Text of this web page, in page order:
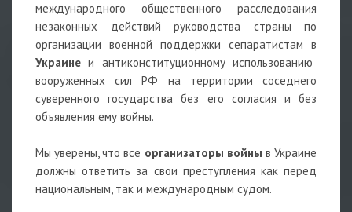
международного общественного расследования
незаконных действий руководства страны по
организации военной поддержки сепаратистам в
Украине и антиконституционному использованию
вооруженных сил РФ на территории соседнего
суверенного государства без его согласия и без
объявления ему войны.
Мы уверены, что все организаторы войны в Украине
должны ответить за свои преступления как перед
национальным, так и международным судом.